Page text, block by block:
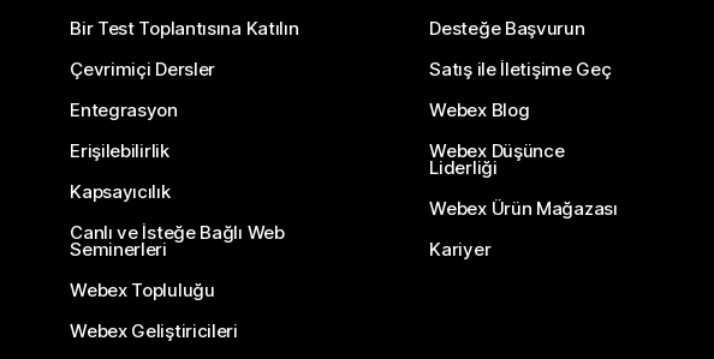
Bir Test Toplantısına Katılın
Çevrimiçi Dersler
Entegrasyon
Erişilebilirlik
Kapsayıcılık
Canlı ve İsteğe Bağlı Web
Seminerleri
Webex Topluluğu
Webex Geliştiricileri
Desteğe Başvurun
Satış ile İletişime Geç
Webex Blog
Webex Düşünce
Liderliği
Webex Ürün Mağazası
Kariyer